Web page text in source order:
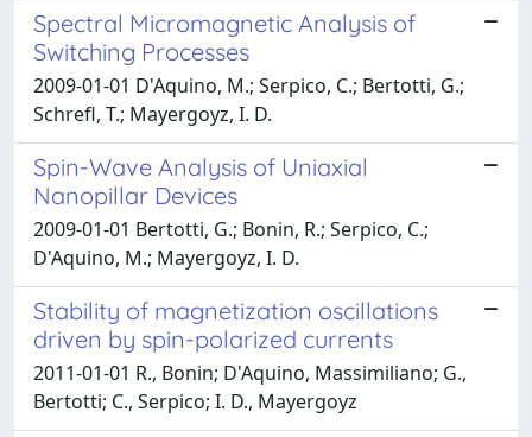
Spectral Micromagnetic Analysis of
Switching Processes
2009-01-01 D'Aquino, M.; Serpico, C.; Bertotti, G.;
Schrefl, T.; Mayergoyz, I. D.
Spin-Wave Analysis of Uniaxial
Nanopillar Devices
2009-01-01 Bertotti, G.; Bonin, R.; Serpico, C.;
D'Aquino, M.; Mayergoyz, I. D.
Stability of magnetization oscillations
driven by spin-polarized currents
2011-01-01 R., Bonin; D'Aquino, Massimiliano; G.,
Bertotti; C., Serpico; I. D., Mayergoyz